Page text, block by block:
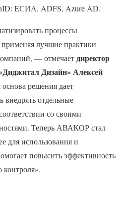
ЕСИА, ADFS, Azure AD.
процессы
лучшие практики
— отмечаетдиректор
Дизайн» Алексей
решения дает
внедрять отдельные
со своими
Теперь АВАКОР стал
для использования и
повысить эффективность
контроля».